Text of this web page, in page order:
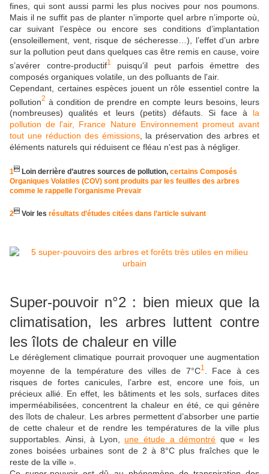
fines, qui sont aussi parmi les plus nocives pour nos poumons.
Mais il ne suffit pas de planter n’importe quel arbre n’importe où,
car suivant l’espèce ou encore ses conditions d’implantation
(ensoleillement, vent, risque de sécheresse…), l’effet d’un arbre
sur la pollution peut dans quelques cas être remis en cause, voire
s’avérer contre-productif1
puisqu'il peut parfois émettre des
composés organiques volatile, un des polluants de l'air.
Cependant, certaines espèces jouent un rôle essentiel contre la
pollution2 à condition de prendre en compte leurs besoins, leurs
(nombreuses) qualités et leurs (petits) défauts. Si face à la
pollution de l'air, France Nature Environnement promeut avant
tout une réduction des émissions, la préservation des arbres et
éléments naturels qui réduisent ce fléau n'est pas à négliger.
1 Loin derrière d’autres sources de pollution, certains Composés
Organiques Volatiles (COV) sont produits par les feuilles des arbres
comme le rappelle l'organisme Prevair
2 Voir les résultats d’études citées dans l’article suivant
Super-pouvoir n°2 : bien mieux que la
climatisation, les arbres luttent contre
les îlots de chaleur en ville
Le dérèglement climatique pourrait provoquer une augmentation
moyenne de la température des villes de 7°C1
. Face à ces
risques de fortes canicules, l’arbre est, encore une fois, un
précieux allié. En effet, les bâtiments et les sols, surfaces dites
imperméabilisées, concentrent la chaleur en été, ce qui génère
des îlots de chaleur. Les arbres permettent d’absorber une partie
de cette chaleur et de rendre les températures de la ville plus
supportables. Ainsi, à Lyon,une étude a démontré que « les
zones boisées urbaines sont de 2 à 8°C plus fraîches que le
reste de la ville ».